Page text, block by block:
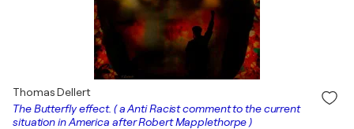
The Butterfly effect. ( a Anti Racist comment to the current
situation in America after Robert Mapplethorpe )
Thomas Dellert